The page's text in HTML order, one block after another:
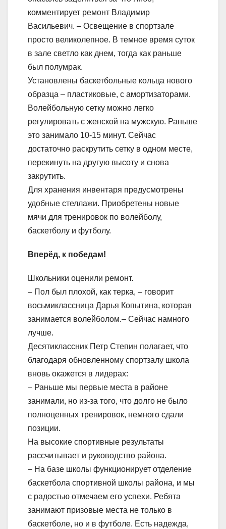
комментирует ремонт Владимир
Васильевич. – Освещение в спортзале
просто великолепное. В темное время суток
в зале светло как днем, тогда как раньше
был полумрак.
Установлены баскетбольные кольца нового
образца – пластиковые, с амортизаторами.
Волейбольную сетку можно легко
регулировать с женской на мужскую. Раньше
это занимало 10-15 минут. Сейчас
достаточно раскрутить сетку в одном месте,
перекинуть на другую высоту и снова
закрутить.
Для хранения инвентаря предусмотрены
удобные стеллажи. Приобретены новые
мячи для тренировок по волейболу,
баскетболу и футболу.
Вперёд, к победам!
Школьники оценили ремонт.
– Пол был плохой, как терка, – говорит
восьмиклассница Дарья Копытина, которая
занимается волейболом.– Сейчас намного
лучше.
Десятиклассник Петр Степин полагает, что
благодаря обновленному спортзалу школа
вновь окажется в лидерах:
– Раньше мы первые места в районе
занимали, но из-за того, что долго не было
полноценных тренировок, немного сдали
позиции.
На высокие спортивные результаты
рассчитывает и руководство района.
– На базе школы функционирует отделение
баскетбола спортивной школы района, и мы
с радостью отмечаем его успехи. Ребята
занимают призовые места не только в
баскетболе, но и в футболе. Есть надежда,